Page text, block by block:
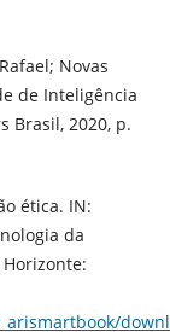
Novas
de Inteligência
Brasil, 2020, p.
ética. IN:
da